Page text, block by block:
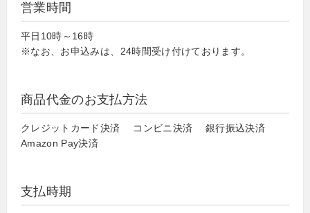
営業時間
平日10時～16時
※なお、お申込みは、24時間受け付けております。
商品代金のお支払方法
クレジットカード決済 コンビニ決済 銀行振込決済
Amazon Pay決済
支払時期